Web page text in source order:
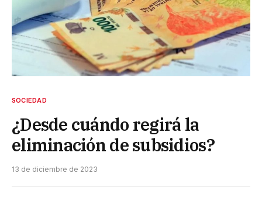
SOCIEDAD
¿Desde cuándo regirá la
eliminación de subsidios?
13 de diciembre de 2023